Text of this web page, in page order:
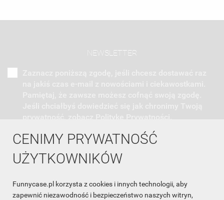
CENIMY PRYWATNOŚĆ
UŻYTKOWNIKÓW
Funnycase.pl korzysta z cookies i innych technologii, aby
zapewnić niezawodność i bezpieczeństwo naszych witryn,
NEWSLETTER
INFORMACJA O SKLEPIE